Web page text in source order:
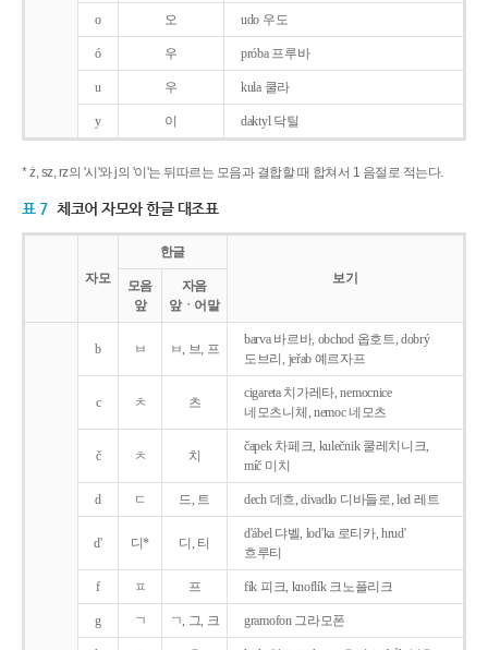
o 오 udo 우도
ó 우 próba 프루바
u 우 kula 쿨라
y 이 daktyl 닥틸
* ż, sz, rz의 '시'와 j의 '이'는 뒤따르는 모음과 결합할 때 합쳐서 1 음절로 적는다.
표 7 체코어 자모와 한글 대조표
자모
한글
보기
모음
앞
자음
앞ㆍ어말
b ㅂ ㅂ, 브, 프
barva 바르바, obchod 옵호트, dobrý
도브리, jeřab 예르자프
c ㅊ 츠
cigareta 치가레타, nemocnice
네모츠니체, nemoc 네모츠
č ㅊ 치
čapek 차페크, kulečnik 쿨레치니크,
míč 미치
d ㄷ 드, 트 dech 데흐, divadlo 디바들로, led 레트
d' 디* 디, 티
d'ábel 댜벨, lod'ka 로티카, hrud'
흐루티
f ㅍ 프 fík 피크, knoflík 크노플리크
g ㄱ ㄱ, 그, 크 gramofon 그라모폰